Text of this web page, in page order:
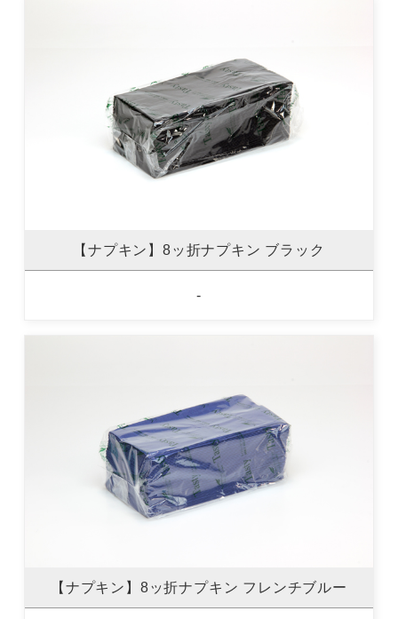
【ナプキン】8ッ折ナプキン ブラック
-
【ナプキン】8ッ折ナプキン フレンチブルー